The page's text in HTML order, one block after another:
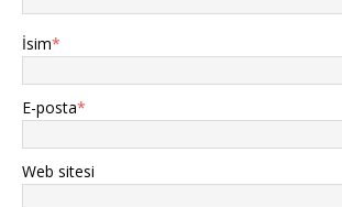
İsim*
E-posta*
Web sitesi